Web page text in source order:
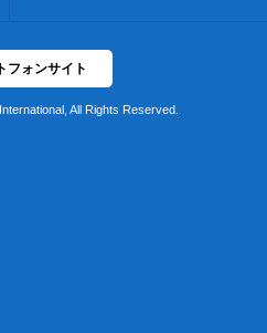
フォンサイト
All Rights Reserved.